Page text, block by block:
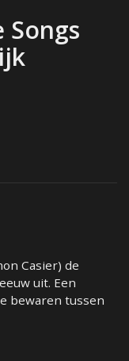
Casier) de
uit. Een
bewaren tussen